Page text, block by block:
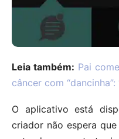
Leia também: Pai
câncer com “dancinha”:
O aplicativo está
criador não espera